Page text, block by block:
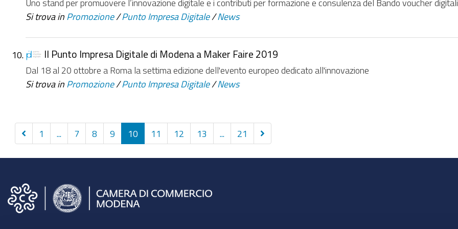
Uno stand per promuovere l’innovazione digitale e i contributi per formazione e consulenza del Bando voucher
Si trova in Promozione /Punto Impresa Digitale /News
Il Punto Impresa Digitale di Modena a Maker Faire 2019
Dal 18 al 20 ottobre a Roma la settima edizione dell'evento europeo dedicato all'innovazione
Si trova in Promozione /Punto Impresa Digitale /News
Precedenti
10
1 7 8 9 10 11 12 13 21
Successivi
10